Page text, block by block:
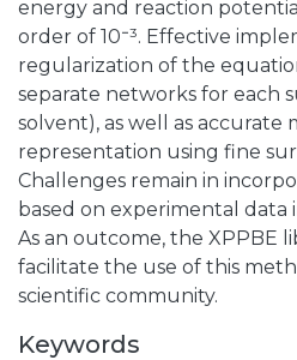
energy and reaction
order of 10⁻³. Effective
regularization of the
separate networks for each
solvent), as well as
representation using fine
Challenges remain in
based on experimental data
As an outcome, the XPPBE
facilitate the use of this
scientific community.
Keywords